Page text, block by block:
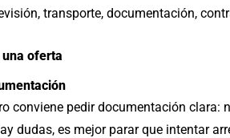
transporte, documentación,
oferta
conviene pedir documentación
dudas, es mejor parar que intentar